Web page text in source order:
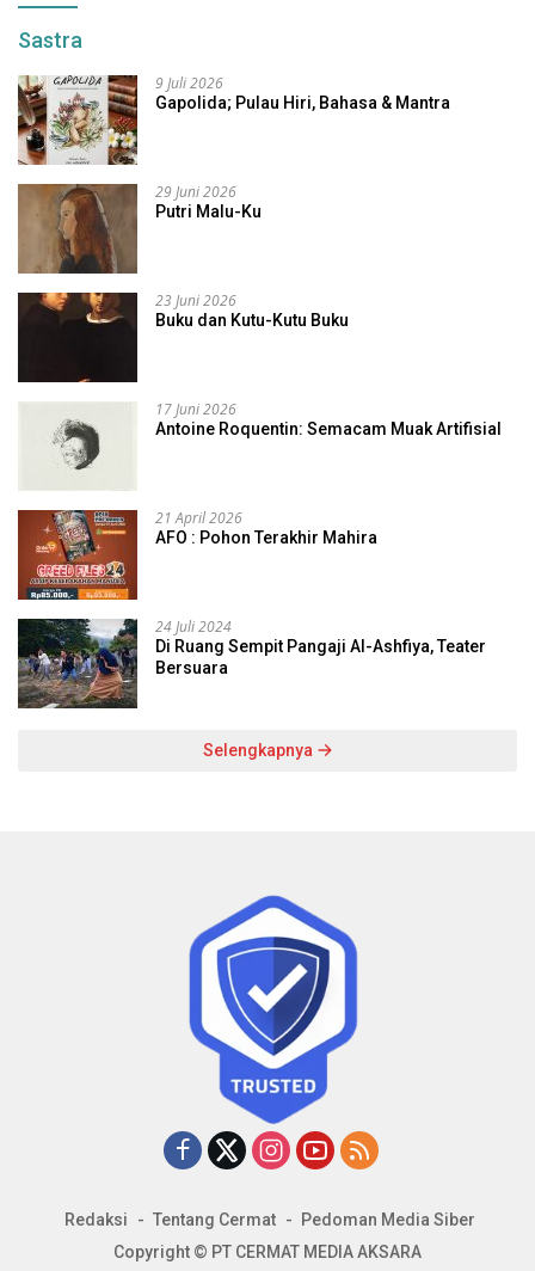
Sastra
9 Juli 2026
Gapolida; Pulau Hiri, Bahasa & Mantra
29 Juni 2026
Putri Malu-Ku
23 Juni 2026
Buku dan Kutu-Kutu Buku
17 Juni 2026
Antoine Roquentin: Semacam Muak Artifisial
21 April 2026
AFO : Pohon Terakhir Mahira
24 Juli 2024
Di Ruang Sempit Pangaji Al-Ashfiya, Teater
Bersuara
Selengkapnya
Redaksi Tentang Cermat
Pedoman Media Siber
Copyright © PT CERMAT MEDIA AKSARA